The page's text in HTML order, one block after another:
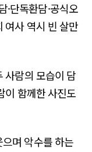
·단독환담·공식오
여사 역시 빈 살만
사람의 모습이 담
이 함께한 사진도
며 악수를 하는